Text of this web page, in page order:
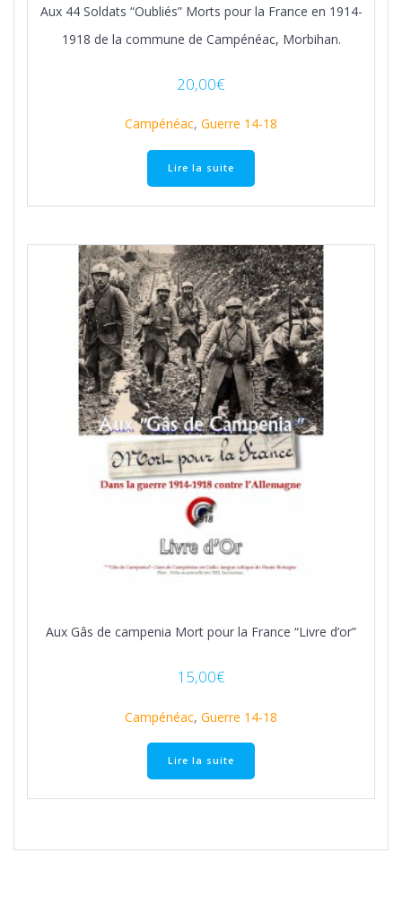
Aux 44 Soldats “Oubliés” Morts pour la France en 1914-
1918 de la commune de Campénéac, Morbihan.
20,00€
Campénéac, Guerre 14-18
Lire la suite
Aux Gâs de campenia Mort pour la France “Livre d’or”
15,00€
Campénéac, Guerre 14-18
Lire la suite